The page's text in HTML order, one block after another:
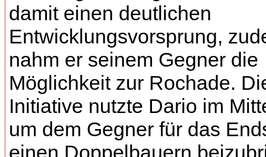
damit einen deutlichen
Entwicklungsvorsprung,
nahm er seinem Gegner die
Möglichkeit zur Rochade.
Initiative nutzte Dario im
um dem Gegner für das
einen Doppelbauern